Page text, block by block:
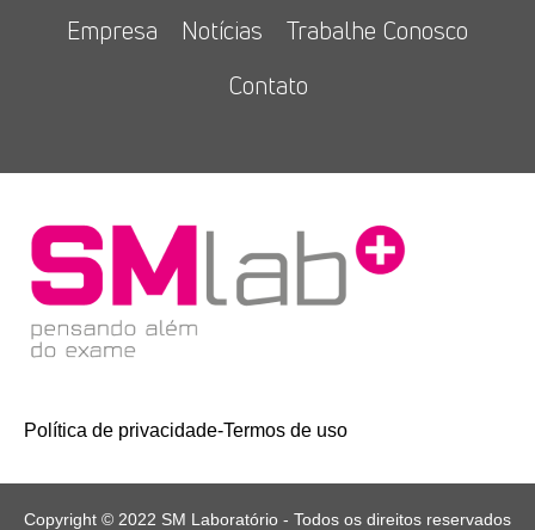
Empresa
Notícias
Trabalhe Conosco
Contato
Política de privacidade-Termos de uso
Copyright © 2022 SM Laboratório - Todos os direitos reservados